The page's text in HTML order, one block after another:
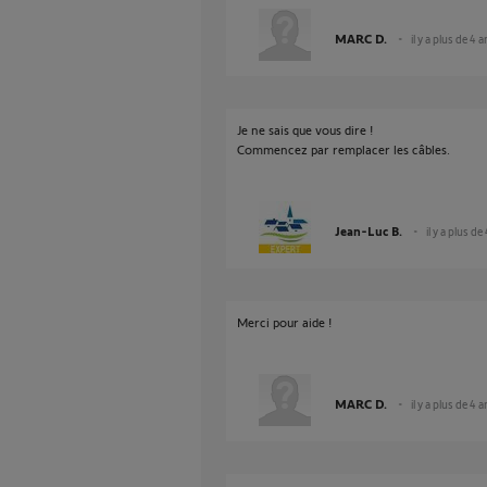
MARC D. il y a plus de 4
Je ne sais que vous dire !
Commencez par remplacer les câbles.
Jean-Luc B. il y a plus de
Merci pour aide !
MARC D. il y a plus de 4